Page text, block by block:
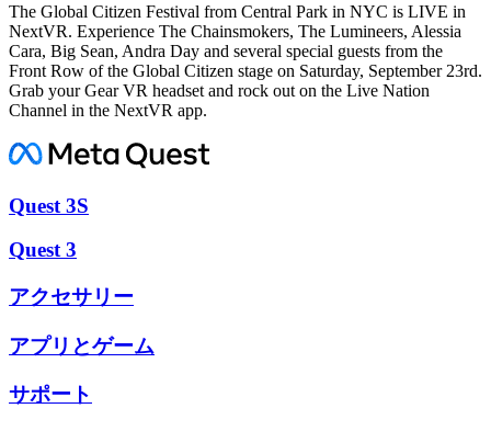
The Global Citizen Festival from Central Park in NYC is LIVE in
NextVR. Experience The Chainsmokers, The Lumineers, Alessia
Cara, Big Sean, Andra Day and several special guests from the
Front Row of the Global Citizen stage on Saturday, September 23rd.
Grab your Gear VR headset and rock out on the Live Nation
Channel in the NextVR app.
Quest 3S
Quest 3
アクセサリー
アプリとゲーム
サポート